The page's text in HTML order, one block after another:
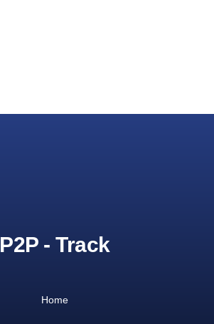
P2P - Track
Home